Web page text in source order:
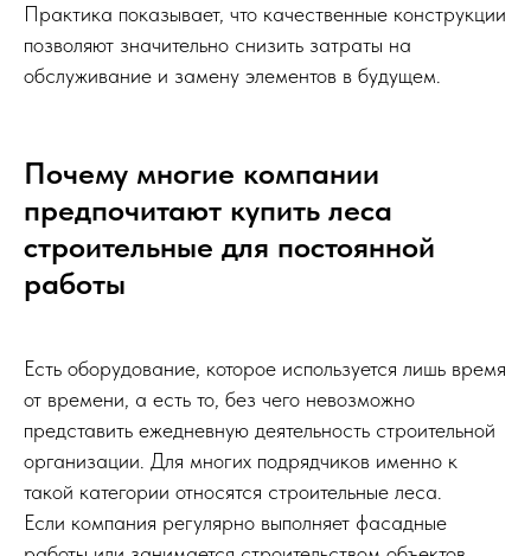
Практика показывает, что качественные конструкции
позволяют значительно снизить затраты на
обслуживание и замену элементов в будущем.
Почему многие компании
предпочитают купить леса
строительные для постоянной
работы
Есть оборудование, которое используется лишь время
от времени, а есть то, без чего невозможно
представить ежедневную деятельность строительной
организации. Для многих подрядчиков именно к
такой категории относятся строительные леса.
Если компания регулярно выполняет фасадные